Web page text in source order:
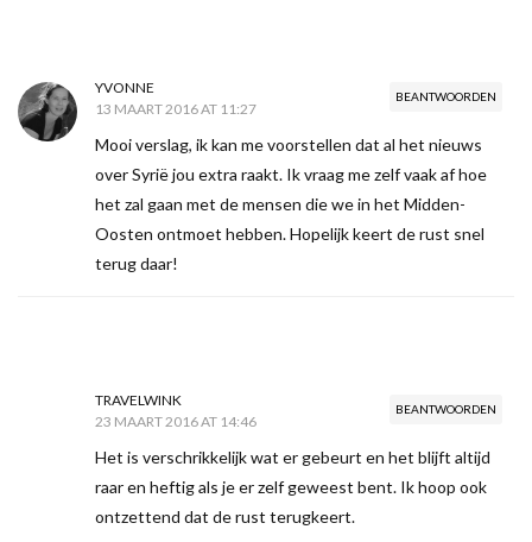
BEANTWOORDEN
YVONNE
13 MAART 2016 AT 11:27
Mooi verslag, ik kan me voorstellen dat al het nieuws
over Syrië jou extra raakt. Ik vraag me zelf vaak af hoe
het zal gaan met de mensen die we in het Midden-
Oosten ontmoet hebben. Hopelijk keert de rust snel
terug daar!
BEANTWOORDEN
TRAVELWINK
23 MAART 2016 AT 14:46
Het is verschrikkelijk wat er gebeurt en het blijft altijd
raar en heftig als je er zelf geweest bent. Ik hoop ook
ontzettend dat de rust terugkeert.